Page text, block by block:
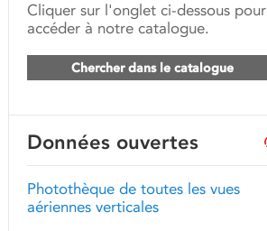
Cliquer sur l'onglet ci-dessous pour
accéder à notre catalogue.
Chercher dans le catalogue
Données ouvertes
Photothèque de toutes les vues
aériennes verticales